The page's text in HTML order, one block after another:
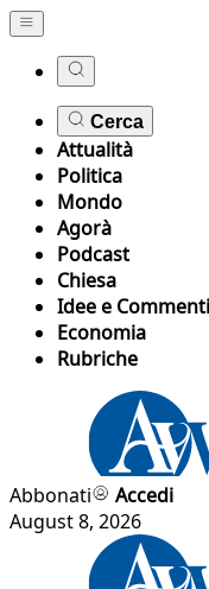
Cerca
Attualità
Politica
Mondo
Agorà
Podcast
Chiesa
Idee e Commenti
Economia
Rubriche
Abbonati
Accedi
August 8, 2026